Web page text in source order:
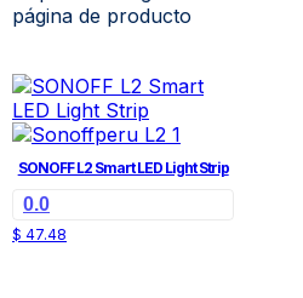
página de producto
SONOFF L2 Smart LED Light Strip
0.0
$ 47.48